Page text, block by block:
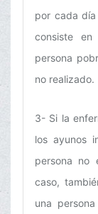
por cada
consiste
persona
no realizado.
3- Si la
los ayunos
persona no
caso,
una